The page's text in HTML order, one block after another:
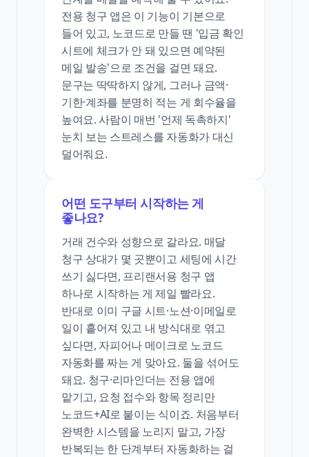
전용 청구 앱은 이 기능이 기본으로
들어 있고, 노코드로 만들 땐 '입금 확인
시트에 체크가 안 돼 있으면 예약된
메일 발송'으로 조건을 걸면 돼요.
문구는 딱딱하지 않게, 그러나 금액·
기한·계좌를 분명히 적는 게 회수율을
높여요. 사람이 매번 '언제 독촉하지'
눈치 보는 스트레스를 자동화가 대신
덜어줘요.
어떤 도구부터 시작하는 게
좋나요?
거래 건수와 성향으로 갈라요. 매달
청구 상대가 몇 곳뿐이고 세팅에 시간
쓰기 싫다면, 프리랜서용 청구 앱
하나로 시작하는 게 제일 빨라요.
반대로 이미 구글 시트·노션·이메일로
일이 흩어져 있고 내 방식대로 엮고
싶다면, 자피어나 메이크로 노코드
자동화를 짜는 게 맞아요. 둘을 섞어도
돼요. 청구·리마인더는 전용 앱에
맡기고, 요청 접수와 항목 정리만
노코드+AI로 붙이는 식이죠. 처음부터
완벽한 시스템을 노리지 말고, 가장
반복되는 한 단계부터 자동화하는 걸